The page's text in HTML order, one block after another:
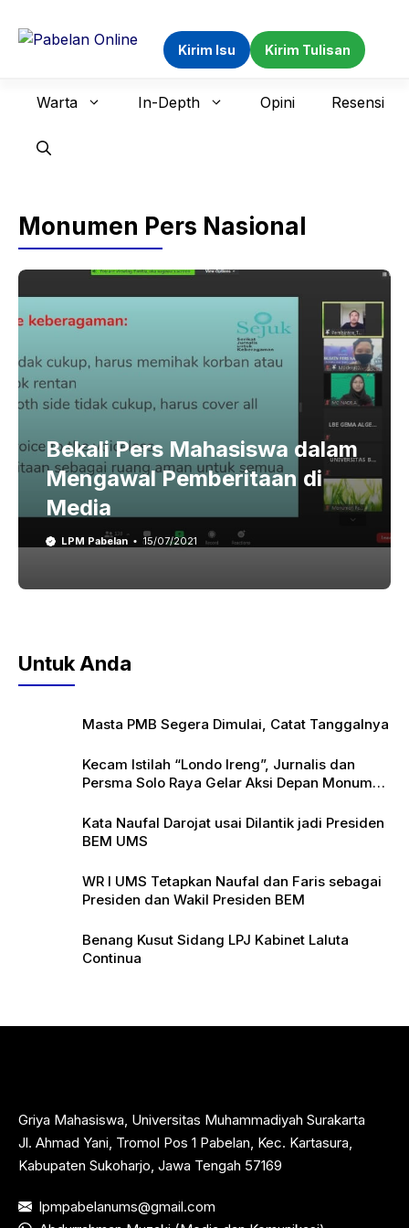
Kirim Isu Kirim Tulisan
Warta In-Depth Opini Resensi
Monumen Pers Nasional
Bekali Pers Mahasiswa dalam
Mengawal Pemberitaan di
Media
LPM Pabelan 15/07/2021
Untuk Anda
Masta PMB Segera Dimulai, Catat Tanggalnya
Kecam Istilah “Londo Ireng”, Jurnalis dan
Persma Solo Raya Gelar Aksi Depan Monumen
Kata Naufal Darojat usai Dilantik jadi Presiden
BEM UMS
WR I UMS Tetapkan Naufal dan Faris sebagai
Presiden dan Wakil Presiden BEM
Benang Kusut Sidang LPJ Kabinet Laluta
Continua
Griya Mahasiswa, Universitas Muhammadiyah Surakarta
Jl. Ahmad Yani, Tromol Pos 1 Pabelan, Kec. Kartasura,
Kabupaten Sukoharjo, Jawa Tengah 57169
lpmpabelanums@gmail.com